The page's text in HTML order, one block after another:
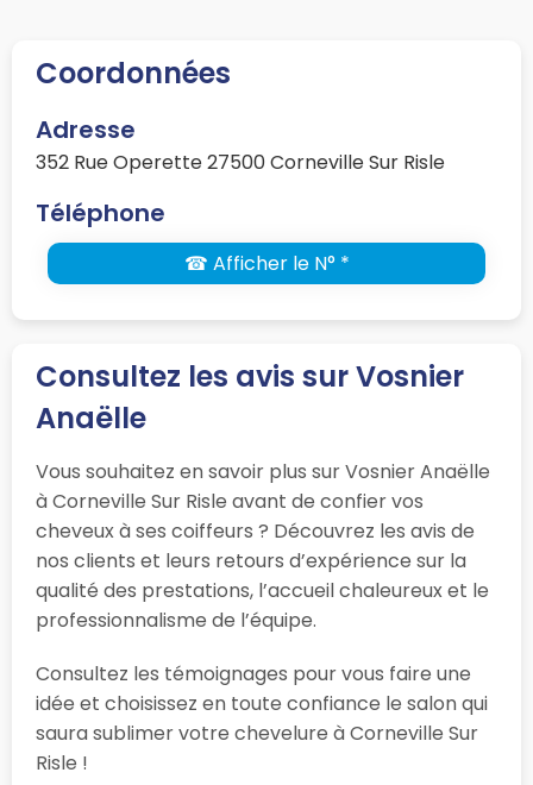
Coordonnées
Adresse
352 Rue Operette 27500 Corneville Sur Risle
Téléphone
☎ Afficher le N° *
Consultez les avis sur Vosnier
Anaëlle
Vous souhaitez en savoir plus sur Vosnier Anaëlle
à Corneville Sur Risle avant de confier vos
cheveux à ses coiffeurs ? Découvrez les avis de
nos clients et leurs retours d’expérience sur la
qualité des prestations, l’accueil chaleureux et le
professionnalisme de l’équipe.
Consultez les témoignages pour vous faire une
idée et choisissez en toute confiance le salon qui
saura sublimer votre chevelure à Corneville Sur
Risle !